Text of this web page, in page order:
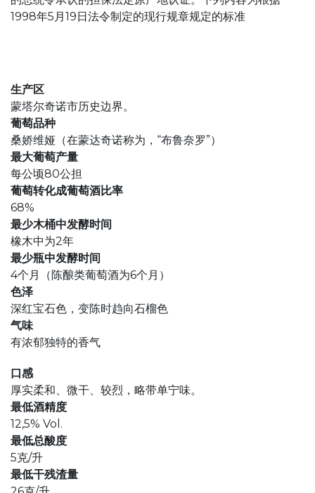
1998年5月19日法令制定的现行规章规定的标准
生产区
蒙塔尔奇诺市历史边界。
葡萄品种
桑娇维娅（在蒙达奇诺称为，“布鲁奈罗”）
最大葡萄产量
每公顷80公担
葡萄转化成葡萄酒比率
68%
最少木桶中发酵时间
橡木中为2年
最少瓶中发酵时间
4个月（陈酿类葡萄酒为6个月）
色泽
深红宝石色，变陈时趋向石榴色
气味
有浓郁独特的香气
口感
厚实柔和、微干、较烈，略带单宁味。
最低酒精度
12,5% Vol.
最低总酸度
5克/升
最低干残渣量